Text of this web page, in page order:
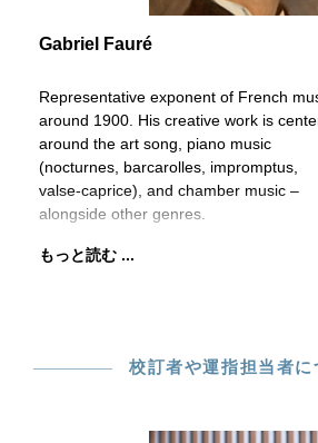
Gabriel Fauré
Representative exponent of French
around 1900. His creative work is
around the art song, piano music
(nocturnes, barcarolles, impromptus,
valse-caprice), and chamber music –
alongside other genres.
もっと読む ...
校訂者や運指担当者に